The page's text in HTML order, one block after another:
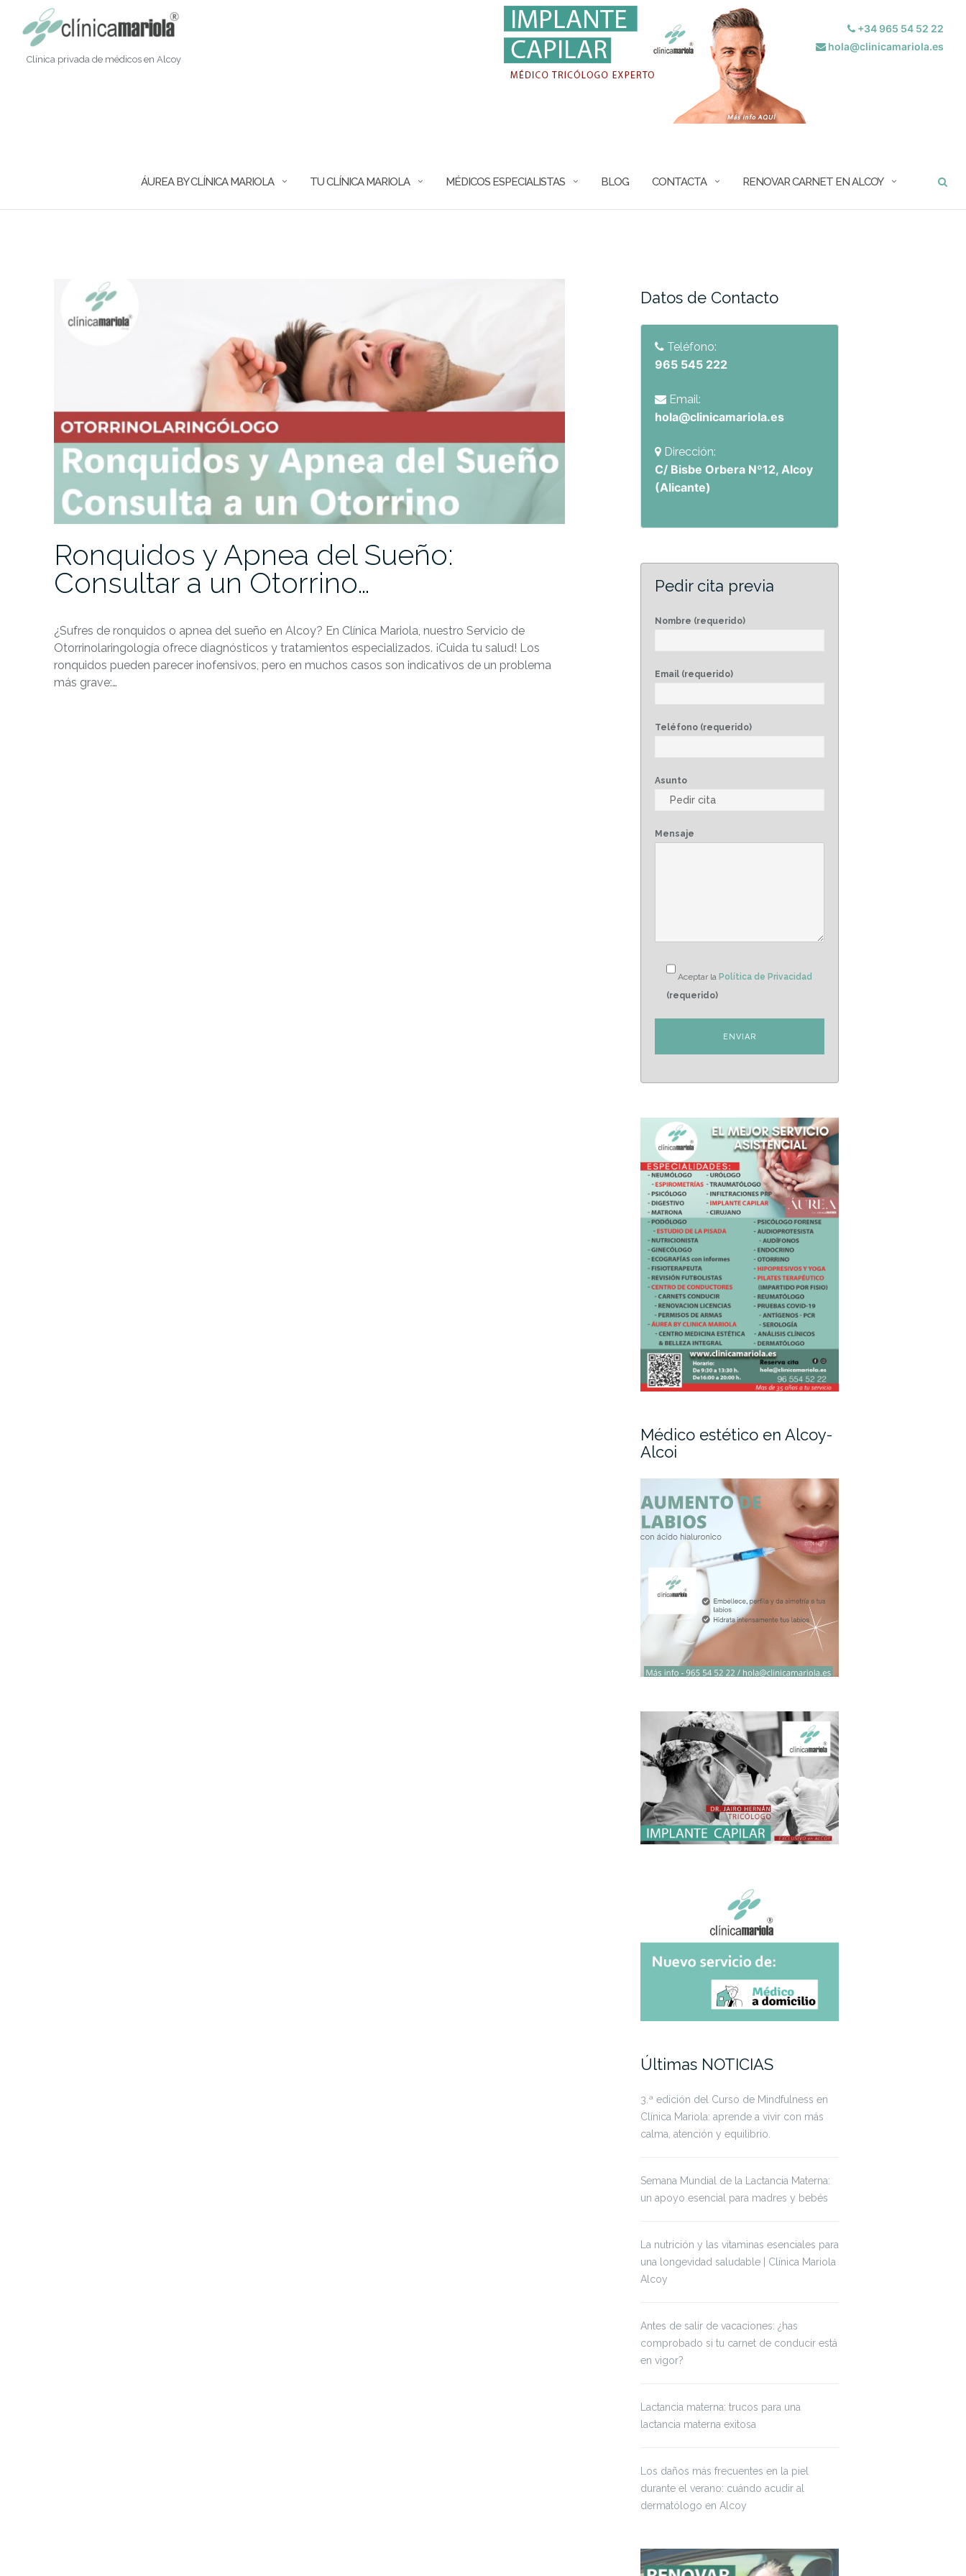
contenido
Clínica privada de médicos en Alcoy
+34 965 54 52 22
hola@clinicamariola.es
ÁUREA BY CLÍNICA MARIOLA TU CLÍNICA MARIOLA MÉDICOS ESPECIALISTAS BLOG CONTACTA RENOVAR CARNET EN ALCOY
Ronquidos y Apnea del Sueño:
Consultar a un Otorrino…
¿Sufres de ronquidos o apnea del sueño en Alcoy? En Clínica Mariola, nuestro Servicio de
Otorrinolaringología ofrece diagnósticos y tratamientos especializados. ¡Cuida tu salud! Los
ronquidos pueden parecer inofensivos, pero en muchos casos son indicativos de un problema
más grave:…
Datos de Contacto
Teléfono:
965 545 222
Email:
hola@clinicamariola.es
Dirección:
C/ Bisbe Orbera Nº12, Alcoy
(Alicante)
Pedir cita previa
Nombre (requerido)
Email (requerido)
Teléfono (requerido)
Asunto
Mensaje
Aceptar la Política de Privacidad
(requerido)
Médico estético en Alcoy-
Alcoi
Últimas NOTICIAS
3.ª edición del Curso de Mindfulness en
Clínica Mariola: aprende a vivir con más
calma, atención y equilibrio.
Semana Mundial de la Lactancia Materna:
un apoyo esencial para madres y bebés
La nutrición y las vitaminas esenciales para
una longevidad saludable | Clínica Mariola
Alcoy
Antes de salir de vacaciones: ¿has
comprobado si tu carnet de conducir está
en vigor?
Lactancia materna: trucos para una
lactancia materna exitosa
Los daños más frecuentes en la piel
durante el verano: cuándo acudir al
dermatólogo en Alcoy